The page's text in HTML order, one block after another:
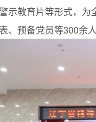
示教育片等形式，
、预备党员等300余